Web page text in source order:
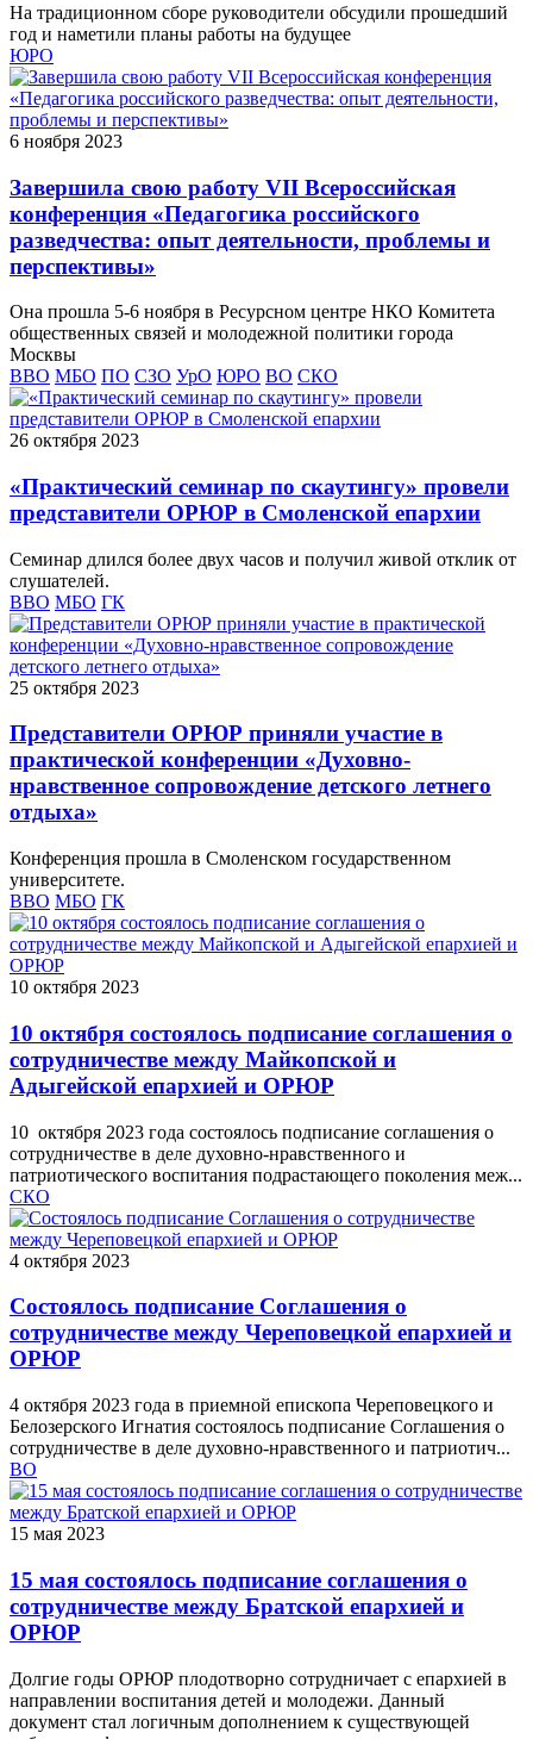
На традиционном сборе руководители обсудили прошедший
год и наметили планы работы на будущее
ЮРО
6 ноября 2023
Завершила свою работу VII Всероссийская
конференция «Педагогика российского
разведчества: опыт деятельности, проблемы и
перспективы»
Она прошла 5-6 ноября в Ресурсном центре НКО Комитета
общественных связей и молодежной политики города
Москвы
ВВО МБО ПО СЗО УрО ЮРО ВО СКО
26 октября 2023
«Практический семинар по скаутингу» провели
представители ОРЮР в Смоленской епархии
Семинар длился более двух часов и получил живой отклик от
слушателей.
ВВО МБО ГК
25 октября 2023
Представители ОРЮР приняли участие в
практической конференции «Духовно-
нравственное сопровождение детского летнего
отдыха»
Конференция прошла в Смоленском государственном
университете.
ВВО МБО ГК
10 октября 2023
10 октября состоялось подписание соглашения о
сотрудничестве между Майкопской и
Адыгейской епархией и ОРЮР
10 октября 2023 года состоялось подписание соглашения о
сотрудничестве в деле духовно-нравственного и
патриотического воспитания подрастающего поколения меж...
СКО
4 октября 2023
Состоялось подписание Соглашения о
сотрудничестве между Череповецкой епархией и
ОРЮР
4 октября 2023 года в приемной епископа Череповецкого и
Белозерского Игнатия состоялось подписание Соглашения о
сотрудничестве в деле духовно-нравственного и патриотич...
ВО
15 мая 2023
15 мая состоялось подписание соглашения о
сотрудничестве между Братской епархией и
ОРЮР
Долгие годы ОРЮР плодотворно сотрудничает с епархией в
направлении воспитания детей и молодежи. Данный
документ стал логичным дополнением к существующей